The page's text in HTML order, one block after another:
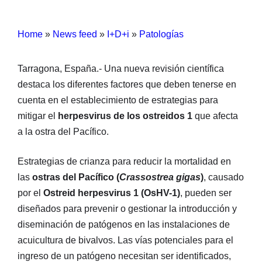
Home » News feed » I+D+i » Patologías
Tarragona, España.- Una nueva revisión científica
destaca los diferentes factores que deben tenerse en
cuenta en el establecimiento de estrategias para
mitigar el
herpesvirus de los ostreidos 1 que afecta
a la ostra del Pacífico.
Estrategias de crianza para reducir la mortalidad en
las ostras del Pacífico (Crassostrea gigas), causado
por el Ostreid herpesvirus 1 (OsHV-1), pueden ser
diseñados para prevenir o gestionar la introducción y
diseminación de patógenos en las instalaciones de
acuicultura de bivalvos. Las vías potenciales para el
ingreso de un patógeno necesitan ser identificados,